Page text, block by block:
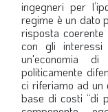
ingegneri per
regime è un dato
risposta
con gli interessi
un'economia
politicamente
ci riferiamo ad un
base di costi “di